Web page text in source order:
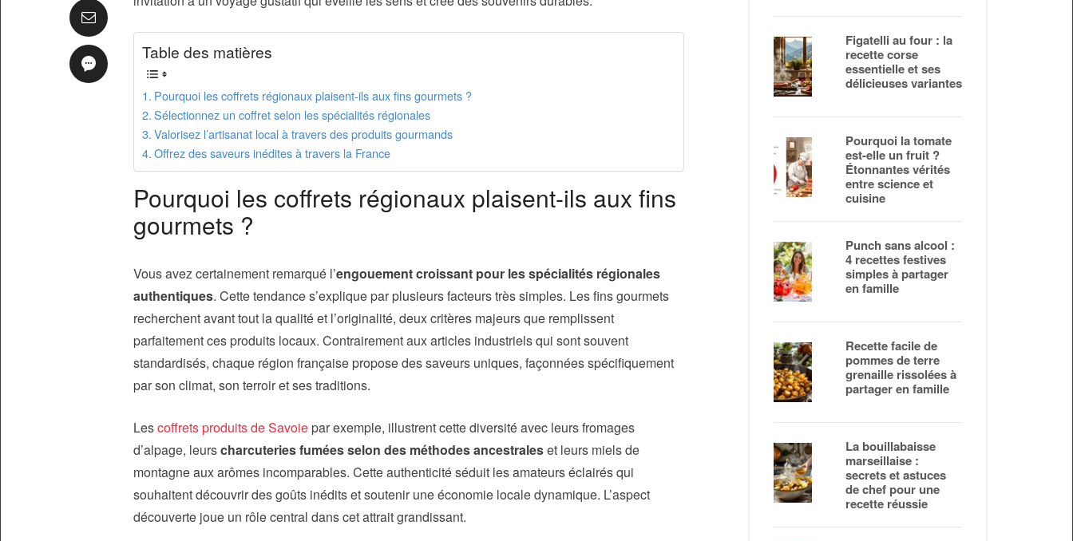
Table des matières
Pourquoi les coffrets régionaux plaisent-ils aux fins gourmets ?
Sélectionnez un coffret selon les spécialités régionales
Valorisez l’artisanat local à travers des produits gourmands
Offrez des saveurs inédites à travers la France
Pourquoi les coffrets régionaux plaisent-ils aux fins
gourmets ?
Vous avez certainement remarqué l’engouement croissant pour les spécialités régionales
authentiques. Cette tendance s’explique par plusieurs facteurs très simples. Les fins gourmets
recherchent avant tout la qualité et l’originalité, deux critères majeurs que remplissent
parfaitement ces produits locaux. Contrairement aux articles industriels qui sont souvent
standardisés, chaque région française propose des saveurs uniques, façonnées spécifiquement
par son climat, son terroir et ses traditions.
Lescoffrets produits de Savoie par exemple, illustrent cette diversité avec leurs fromages
d’alpage, leurscharcuteries fumées selon des méthodes ancestraleset leurs miels de
montagne aux arômes incomparables. Cette authenticité séduit les amateurs éclairés qui
souhaitent découvrir des goûts inédits et soutenir une économie locale dynamique. L’aspect
découverte joue un rôle central dans cet attrait grandissant.
Figatelli au four : la
recette corse
essentielle et ses
délicieuses variantes
Pourquoi la tomate
est-elle un fruit ?
Étonnantes vérités
entre science et
cuisine
Punch sans alcool :
4 recettes festives
simples à partager
en famille
Recette facile de
pommes de terre
grenaille rissolées à
partager en famille
La bouillabaisse
marseillaise :
secrets et astuces
de chef pour une
recette réussie